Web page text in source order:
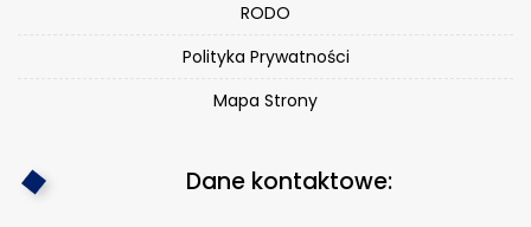
RODO
Polityka Prywatności
Mapa Strony
Dane kontaktowe: